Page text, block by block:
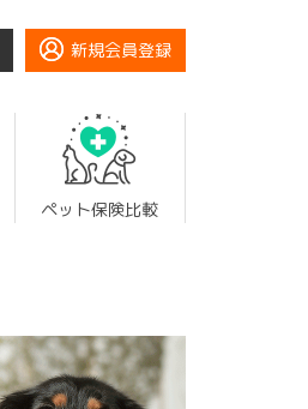
新規会員登録
ペット保険比較